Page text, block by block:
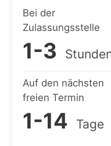
Bei der
Zulassungsstelle
1-3
Auf den nächsten
freien Termin
1-14 Tage